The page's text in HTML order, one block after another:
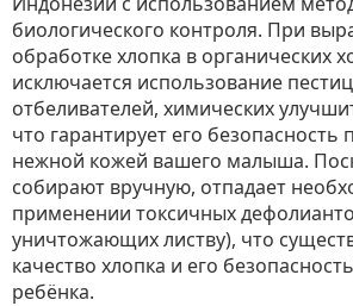
биологического контроля. При
обработке хлопка в органических
исключается использование
отбеливателей, химических
что гарантирует его безопасность
нежной кожей вашего малыша.
собирают вручную, отпадает
применении токсичных
уничтожающих листву), что
качество хлопка и его
ребёнка.